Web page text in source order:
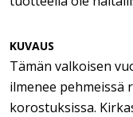
KUVAUS
Tämän valkoisen
ilmenee pehmeissä
korostuksissa.